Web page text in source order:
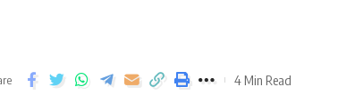
4 Min Read